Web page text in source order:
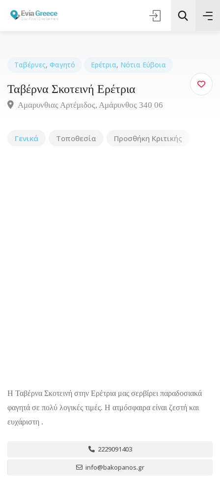
Τοποθεσία
Ταβέρνες, Φαγητό Ερέτρια, Νότια Εύβοια
Ταβέρνα Σκοτεινή Ερέτρια
Αμαρυνθιας Αρτέμιδος, Αμάρυνθος 340 06
Γενικά Τοποθεσία Προσθήκη Κριτικής
Η Ταβέρνα Σκοτεινή στην Ερέτρια μας σερβίρει παραδοσιακά
φαγητά σε πολύ λογικές τιμές. Η ατμόσφαιρα είναι ζεστή και
ευχάριστη .
2229091403
info@bakopanos.gr